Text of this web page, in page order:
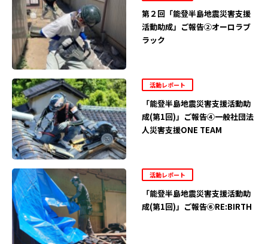
第２回「能登半島地震災害支援
活動助成」ご報告②オーロラブ
ラック
活動レポート
「能登半島地震災害支援活動助
成(第1回)」ご報告④一般社団法
人災害支援ONE TEAM
活動レポート
「能登半島地震災害支援活動助
成(第1回)」ご報告⑥RE:BIRTH